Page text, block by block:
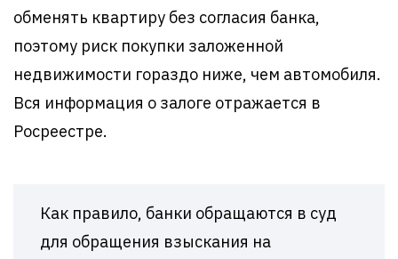
обменять квартиру без согласия банка,
поэтому риск покупки заложенной
недвижимости гораздо ниже, чем автомобиля.
Вся информация о залоге отражается в
Росреестре.
Как правило, банки обращаются в суд
для обращения взыскания на